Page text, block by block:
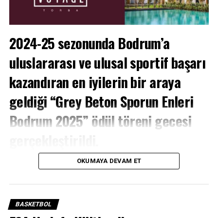
2024-25 sezonunda Bodrum’a
uluslararası ve ulusal sportif başarı
kazandıran en iyilerin bir araya
geldiği “Grey Beton Sporun Enleri
Bodrum 2025” ödül töreni gecesi
Bu yıl ikincisi düzenlenen ödül töreninde
bir araya gelen 400 kişilik davetli topluluğu, bir sezon
boyunca elde edilen üstün başarıların taçlanmasına
OKUMAYA DEVAM ET
BASKETBOL